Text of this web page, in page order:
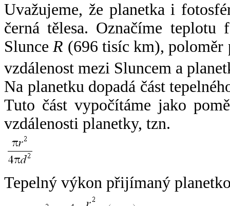
Uvažujeme, že planetka i
černá tělesa. Označíme
SlunceR (696 tisíc km),
vzdálenost mezi Sluncem a
Na planetku dopadá část
Tuto část vypočítáme jako
vzdálenosti planetky, tzn.
Tepelný výkon přijímaný